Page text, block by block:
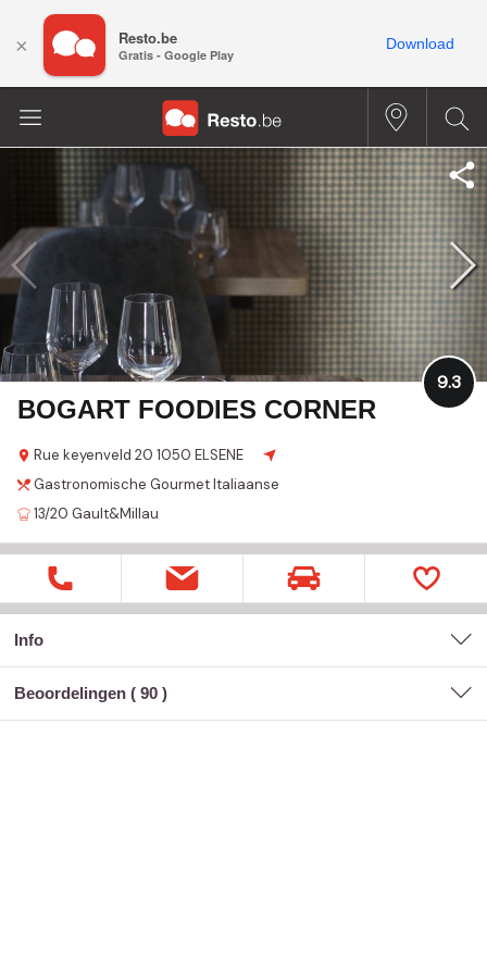
BOGART FOODIES CORNER
Rue keyenveld 20 1050 ELSENE
9.3
Gastronomische GourmetItaliaanse
13/20 Gault&Millau
Info
Beoordelingen ( 90 )
× Resto.be
Gratis - Google Play
Download